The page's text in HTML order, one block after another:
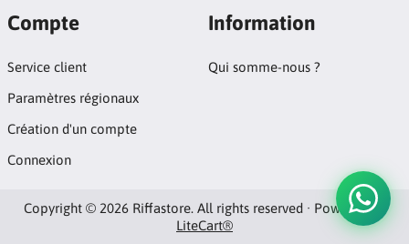
Compte
Service client
Paramètres régionaux
Création d'un compte
Connexion
Information
Qui somme-nous ?
Copyright © 2026 Riffastore. All rights reserved · Powered by
LiteCart®